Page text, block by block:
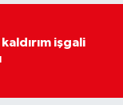
işgali